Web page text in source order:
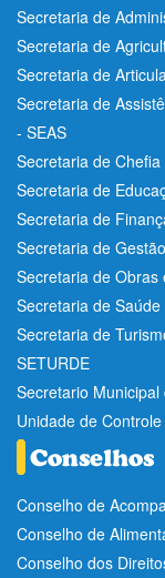
Secretaria de
Secretaria de
Secretaria de
Secretaria de
- SEAS
Secretaria de
Secretaria de
Secretaria de
Secretaria de
Secretaria de Obras
Secretaria de Saúde
Secretaria de
SETURDE
Secretario
Unidade de
Conselho de
Conselho de
Conselho dos